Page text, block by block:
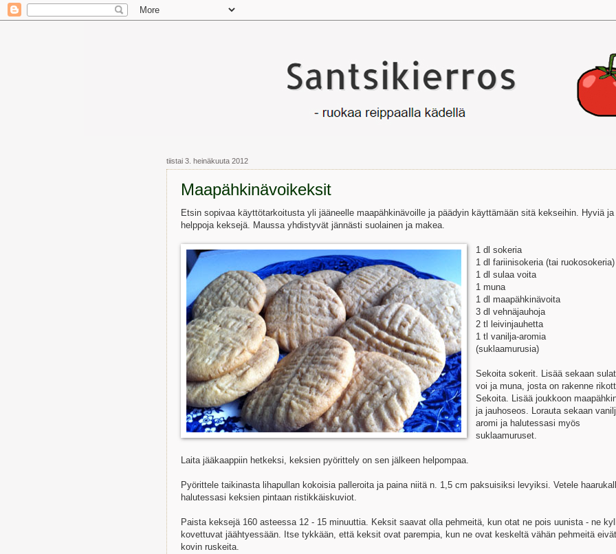
tiistai 3. heinäkuuta 2012
Maapähkinävoikeksit
Etsin sopivaa käyttötarkoitusta yli jääneelle maapähkinävoille ja päädyin käyttämään sitä kekseihin. Hyviä ja
helppoja keksejä. Maussa yhdistyvät jännästi suolainen ja makea.
1 dl sokeria
1 dl fariinisokeria (tai ruokosokeria)
1 dl sulaa voita
1 muna
1 dl maapähkinävoita
3 dl vehnäjauhoja
2 tl leivinjauhetta
1 tl vanilja-aromia
(suklaamurusia)
Sekoita sokerit. Lisää sekaan
voi ja muna, josta on rakenne
Sekoita. Lisää joukkoon
ja jauhoseos. Lorauta sekaan
aromi ja halutessasi myös
suklaamuruset.
Laita jääkaappiin hetkeksi, keksien pyörittely on sen jälkeen helpompaa.
Pyörittele taikinasta lihapullan kokoisia palleroita ja paina niitä n. 1,5 cm paksuisiksi levyiksi. Vetele
halutessasi keksien pintaan ristikkäiskuviot.
Paista keksejä 160 asteessa 12 - 15 minuuttia. Keksit saavat olla pehmeitä, kun otat ne pois uunista - ne
kovettuvat jäähtyessään. Itse tykkään, että keksit ovat parempia, kun ne ovat keskeltä vähän pehmeitä
kovin ruskeita.